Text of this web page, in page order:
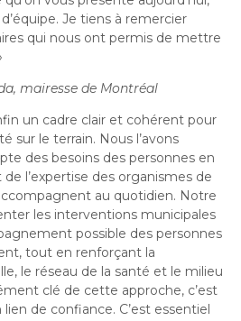
Je tiens à remercier
qui nous ont permis de mettre
mairesse de Montréal
un cadre clair et cohérent pour
sur le terrain. Nous l’avons
des besoins des personnes en
l’expertise des organismes de
au quotidien. Notre
les interventions municipales
possible des personnes
tout en renforçant la
le réseau de la santé et le milieu
clé de cette approche, c’est
de confiance. C’est essentiel